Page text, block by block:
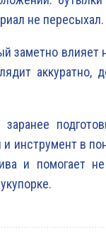
не пересыхал.
заметно влияет
инструмент в
и помогает